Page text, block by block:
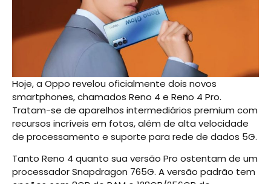
Hoje, a Oppo revelou oficialmente dois novos
smartphones, chamados Reno 4 e Reno 4 Pro.
Tratam-se de aparelhos intermediários premium com
recursos incríveis em fotos, além de alta velocidade
de processamento e suporte para rede de dados 5G.
Tanto Reno 4 quanto sua versão Pro ostentam de um
processador Snapdragon 765G. A versão padrão tem